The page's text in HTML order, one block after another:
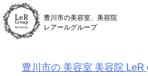
Skip
to
content
豊川市の美容室、美容院
レアールグループ
豊川市の 美容室 美容院 LeR